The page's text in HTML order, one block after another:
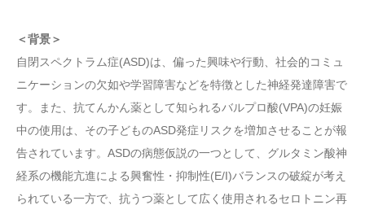
＜背景＞
自閉スペクトラム症(ASD)は、偏った興味や行動、社会的コミュ
ニケーションの欠如や学習障害などを特徴とした神経発達障害で
す。また、抗てんかん薬として知られるバルプロ酸(VPA)の妊娠
中の使用は、その子どものASD発症リスクを増加させることが報
告されています。ASDの病態仮説の一つとして、グルタミン酸神
経系の機能亢進による興奮性・抑制性(E/I)バランスの破綻が考え
られている一方で、抗うつ薬として広く使用されるセロトニン再